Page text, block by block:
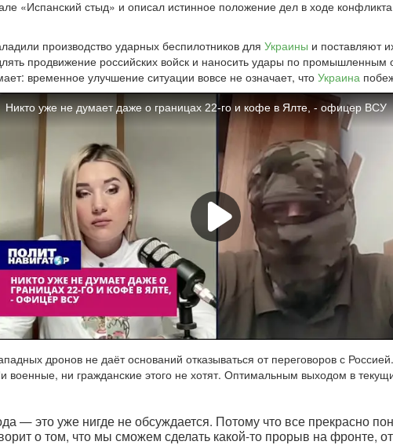
«Испанский стыд» и описал истинное положение дел в ходе
производство ударных беспилотников для Украины и поставляют
продвижение российских войск и наносить удары по
временное улучшение ситуации вовсе не означает, что Украина
дронов не даёт оснований отказываться от переговоров с
ни гражданские этого не хотят. Оптимальным выходом в
— это уже нигде не обсуждается. Потому что все прекрасно
о том, что мы сможем сделать какой-то прорыв на фронте,